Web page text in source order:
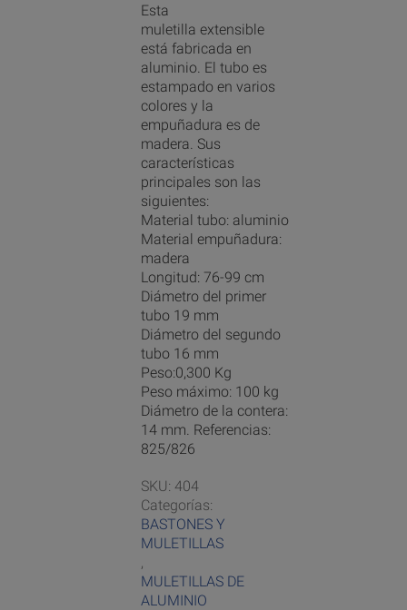
Esta
muletilla extensible
está fabricada en
aluminio. El tubo es
estampado en varios
colores y la
empuñadura es de
madera. Sus
características
principales son las
siguientes:
Material tubo: aluminio
Material empuñadura:
madera
Longitud: 76-99 cm
Diámetro del primer
tubo 19 mm
Diámetro del segundo
tubo 16 mm
Peso:0,300 Kg
Peso máximo: 100 kg
Diámetro de la contera:
14 mm. Referencias:
825/826
SKU: 404
Categorías:
BASTONES Y
MULETILLAS
,
MULETILLAS DE
ALUMINIO